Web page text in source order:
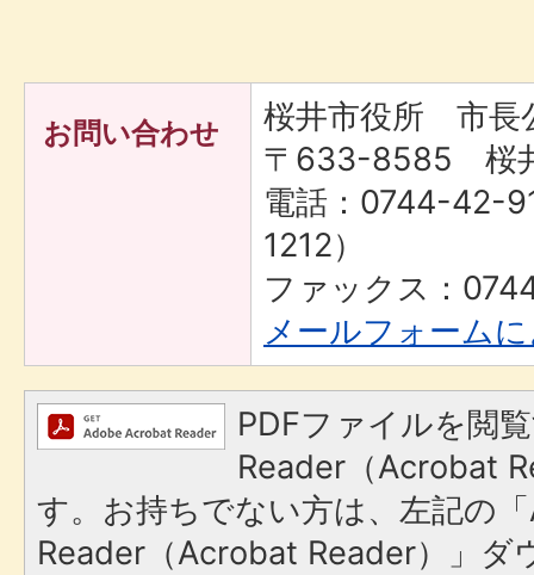
お問い合わせ
桜井市役所 市
〒633-8585 桜
電話：0744-42-
1212）
ファックス：
メールフォーム
PDFファイルを閲
Reader（Acrobat
す。お持ちでない方は、左記の
Reader（Acrobat Reader）」ダ